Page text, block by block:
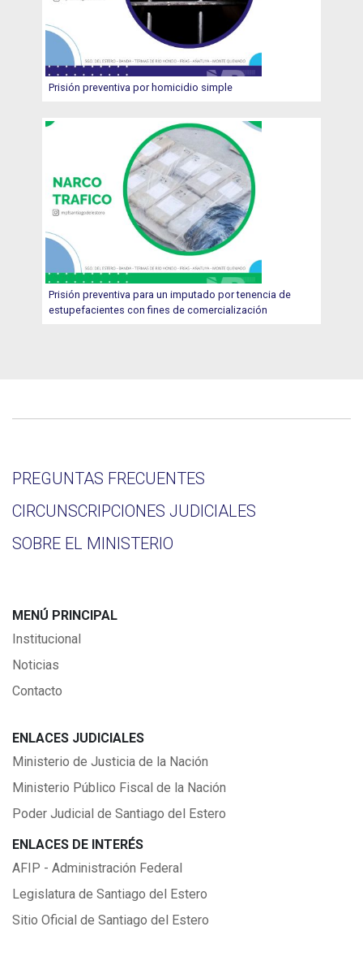
Prisión preventiva por homicidio simple
Prisión preventiva para un imputado por tenencia de
estupefacientes con fines de comercialización
PREGUNTAS FRECUENTES
CIRCUNSCRIPCIONES JUDICIALES
SOBRE EL MINISTERIO
MENÚ PRINCIPAL
Institucional
Noticias
Contacto
ENLACES JUDICIALES
Ministerio de Justicia de la Nación
Ministerio Público Fiscal de la Nación
Poder Judicial de Santiago del Estero
ENLACES DE INTERÉS
AFIP - Administración Federal
Legislatura de Santiago del Estero
Sitio Oficial de Santiago del Estero